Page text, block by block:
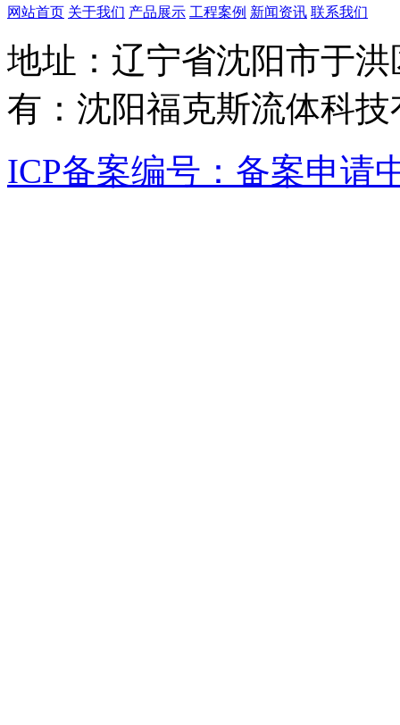
网站首页 关于我们 产品展示 工程案例 新闻资讯 联系我们
地址：辽宁省沈阳市于
有：沈阳福克斯流体科
ICP备案编号：备案申请